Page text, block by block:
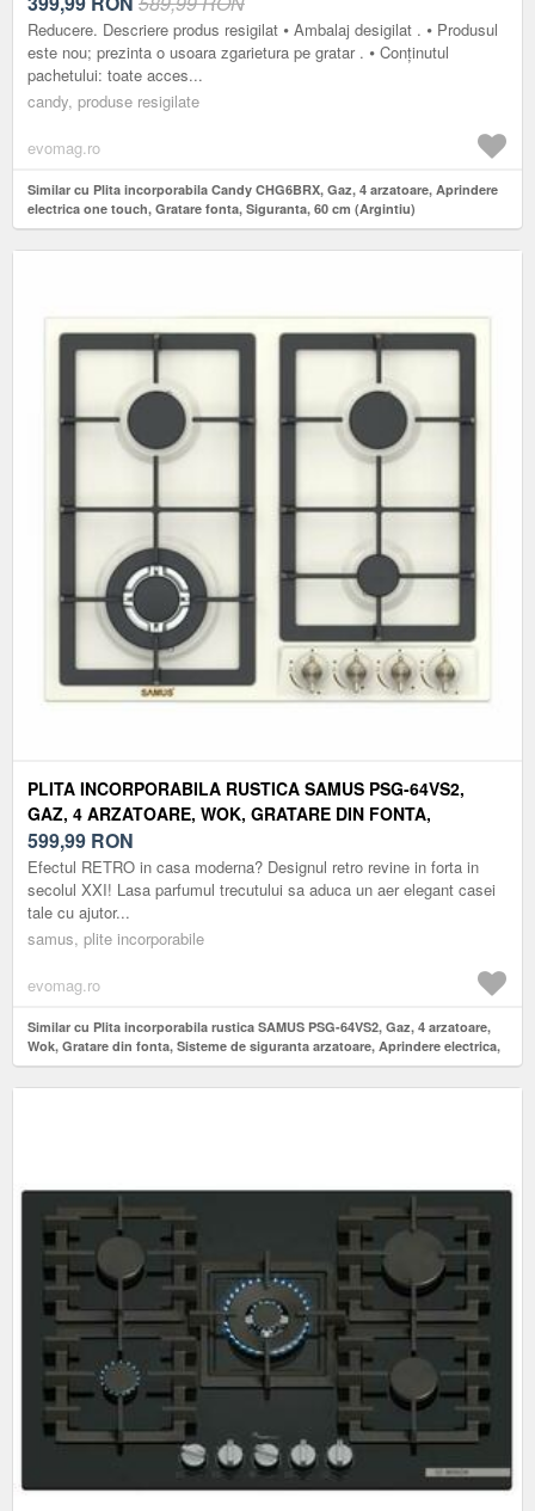
Reducere. Descriere produs resigilat ⦁ Ambalaj desigilat . ⦁ Produsul
este nou; prezinta o usoara zgarietura pe gratar . ⦁ Conținutul
pachetului: toate acces...
candy, produse resigilate
evomag.ro
Similar cu Plita incorporabila Candy CHG6BRX, Gaz, 4 arzatoare, Aprindere
electrica one touch, Gratare fonta, Siguranta, 60 cm (Argintiu)
PLITA INCORPORABILA RUSTICA SAMUS PSG-64VS2,
GAZ, 4 ARZATOARE, WOK, GRATARE DIN FONTA,
SISTEME DE SIGURANTA ARZATOARE, APRINDERE
ELECTRICA, 58 CM (BEJ)
599,99 RON
Efectul RETRO in casa moderna? Designul retro revine in forta in
secolul XXI! Lasa parfumul trecutului sa aduca un aer elegant casei
tale cu ajutor...
samus, plite incorporabile
evomag.ro
Similar cu Plita incorporabila rustica SAMUS PSG-64VS2, Gaz, 4 arzatoare,
Wok, Gratare din fonta, Sisteme de siguranta arzatoare, Aprindere electrica,
58 cm (Bej)